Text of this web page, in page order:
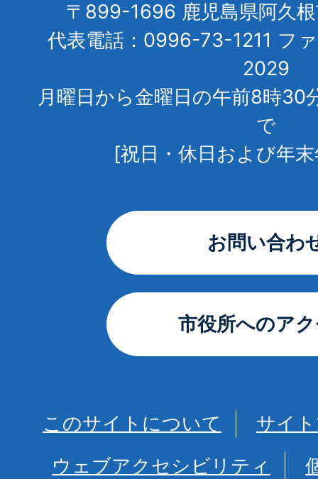
〒899-1696 鹿児島県阿久
代表電話：0996-73-1211 フ
2029
月曜日から金曜日の午前8時30
で
[祝日・休日および年
お問い合わ
市役所へのア
このサイトについて
サイ
ウェブアクセシビリティ